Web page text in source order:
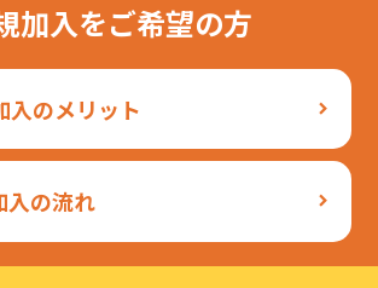
加入をご希望の方
入のメリット
入の流れ